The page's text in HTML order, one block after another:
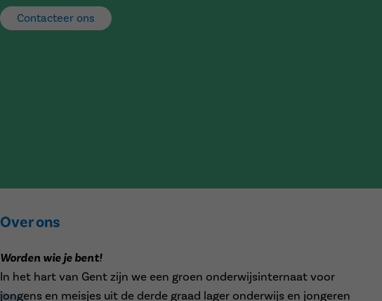
Contacteer ons
Over ons
Worden wie je bent!
In het hart van Gent zijn we een groen onderwijsinternaat voor
jongens en meisjes uit de derde graad lager onderwijs en jongeren